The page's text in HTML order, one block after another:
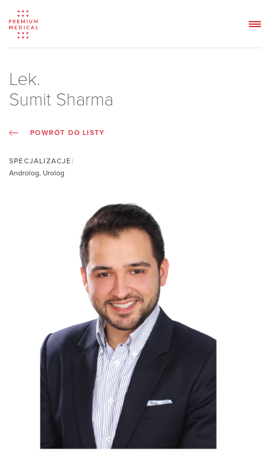
Lek.
Sumit Sharma
POWRÓT DO LISTY
SPECJALIZACJE:
Androlog, Urolog